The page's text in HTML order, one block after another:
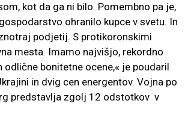
kot da ga ni bilo. Pomembno pa je,
ohranilo kupce v svetu. In
podjetij. S protikoronskimi
mesta. Imamo najvišjo, rekordno
bonitetne ocene,« je poudaril
in dvig cen energentov. Vojna po
predstavlja zgolj 12 odstotkov v